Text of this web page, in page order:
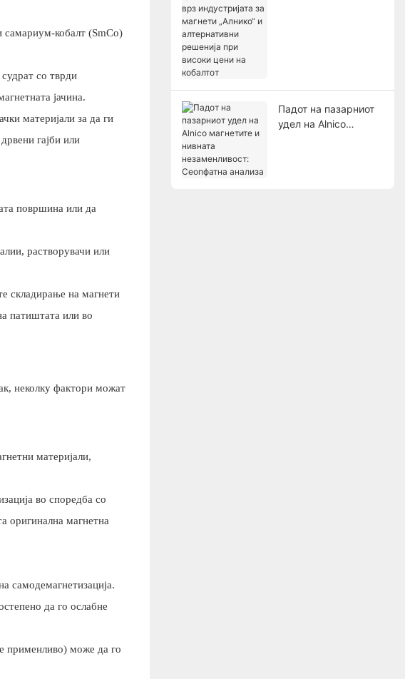
самариум-кобалт (SmCo)
со тврди
јачина.
материјали за да ги
гајби или
површина или да
растворувачи или
складирање на магнети
патиштата или во
неколку фактори можат
материјали,
во споредба со
оригинална магнетна
самодемагнетизација.
да го ослабне
применливо) може да го
Падот на пазарниот
удел на Alnico